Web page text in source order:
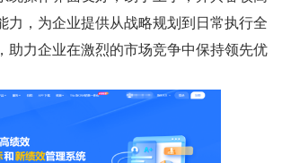
力，为企业提供从战略规划到日常执行全
助力企业在激烈的市场竞争中保持领先优